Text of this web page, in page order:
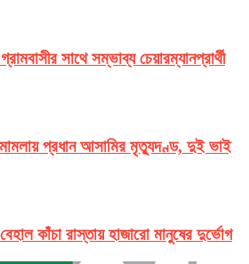
সাথে সম্ভাব্য চেয়ারম্যানপ্রার্থী
মামলায় প্রধান আসামির মৃত্যুদণ্ড, দুই ভাই
কাঁচা রাস্তায় হাজারো মানুষের দুর্ভোগ